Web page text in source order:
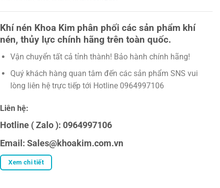
Khí nén Khoa Kim phân phối các sản phẩm khí
nén, thủy lực chính hãng trên toàn quốc.
Vận chuyển tất cả tỉnh thành! Bảo hành chính hãng!
Quý khách hàng quan tâm đến các sản phẩm SNS vui
lòng liên hệ trực tiếp tới Hotline 0964997106
Liên hệ:
Hotline ( Zalo ): 0964997106
Email: Sales@khoakim.com.vn
Xem chi tiết